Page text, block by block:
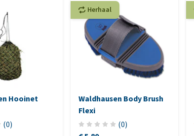
Hooinet
(0)
Herhaal
Waldhausen Body Brush
Flexi
(0)